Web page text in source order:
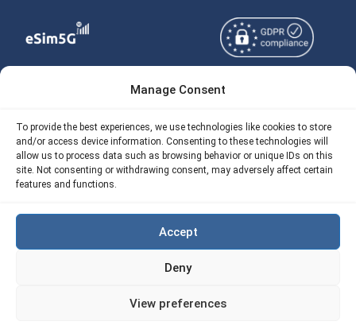
Manage Consent
To provide the best experiences, we use technologies like cookies to store
and/or access device information. Consenting to these technologies will
allow us to process data such as browsing behavior or unique IDs on this
site. Not consenting or withdrawing consent, may adversely affect certain
features and functions.
Accept
Deny
View preferences
Your Tickets
免费eSIM流量计算器
我们的 API
eSIM5G 退款政策
Copyright © 2026
使用条款
隐私政策
Site Map